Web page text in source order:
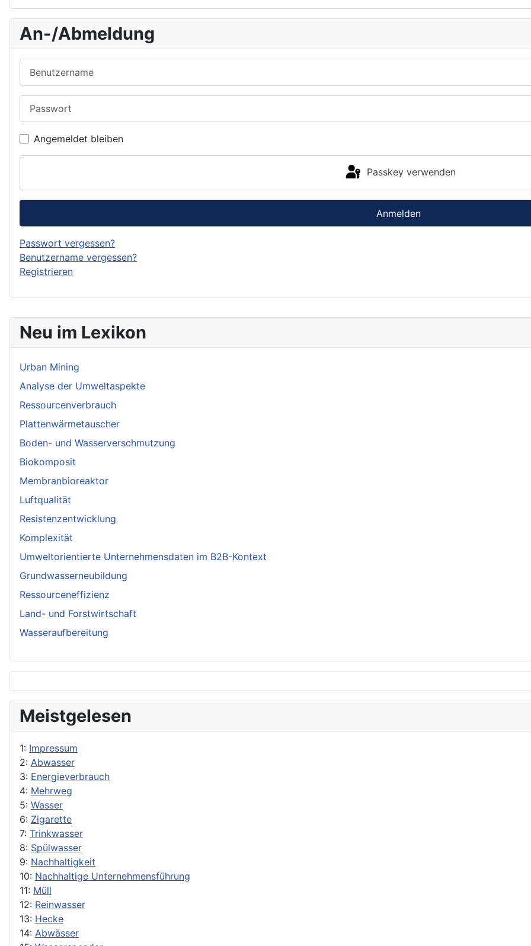
Neu im Lexikon
Urban Mining
Analyse der Umweltaspekte
Ressourcenverbrauch
Plattenwärmetauscher
Boden- und Wasserverschmutzung
Biokomposit
Membranbioreaktor
Luftqualität
Resistenzentwicklung
Komplexität
Umweltorientierte Unternehmensdaten im B2B-Kontext
Grundwasserneubildung
Ressourceneffizienz
Land- und Forstwirtschaft
Wasseraufbereitung
Meistgelesen
1: Impressum
2: Abwasser
3: Energieverbrauch
4: Mehrweg
5: Wasser
6: Zigarette
7: Trinkwasser
8: Spülwasser
9: Nachhaltigkeit
10: Nachhaltige Unternehmensführung
11: Müll
12: Reinwasser
13: Hecke
14: Abwässer
An-/Abmeldung
Angemeldet bleiben
Passkey verwenden
Anmelden
Passwort vergessen?
Benutzername vergessen?
Registrieren